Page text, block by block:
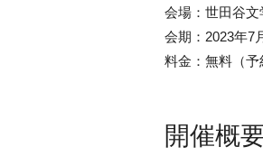
会場：世田谷
会期：2023年7
料金：無料（予
開催概